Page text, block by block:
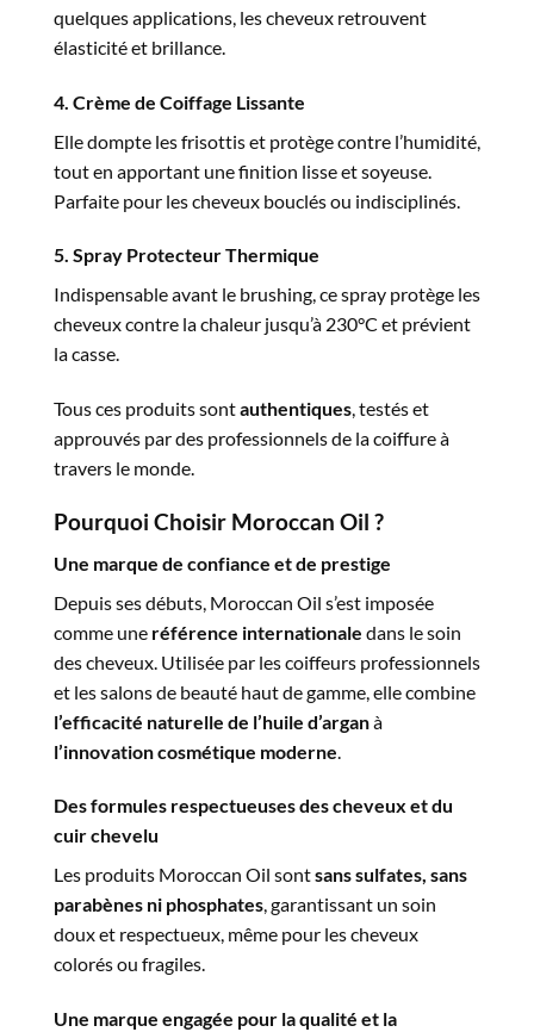
quelques applications, les cheveux retrouvent
élasticité et brillance.
4. Crème de Coiffage Lissante
Elle dompte les frisottis et protège contre l’humidité,
tout en apportant une finition lisse et soyeuse.
Parfaite pour les cheveux bouclés ou indisciplinés.
5. Spray Protecteur Thermique
Indispensable avant le brushing, ce spray protège les
cheveux contre la chaleur jusqu’à 230°C et prévient
la casse.
Tous ces produits sontauthentiques, testés et
approuvés par des professionnels de la coiffure à
travers le monde.
Pourquoi Choisir Moroccan Oil ?
Une marque de confiance et de prestige
Depuis ses débuts, Moroccan Oil s’est imposée
comme une référence internationale dans le soin
des cheveux. Utilisée par les coiffeurs professionnels
et les salons de beauté haut de gamme, elle combine
l’efficacité naturelle de l’huile d’arganà
l’innovation cosmétique moderne
Des formules respectueuses des cheveux et du
cuir chevelu
Les produits Moroccan Oil sontsans sulfates, sans
parabènes ni phosphates, garantissant un soin
doux et respectueux, même pour les cheveux
colorés ou fragiles.
Une marque engagée pour la qualité et la